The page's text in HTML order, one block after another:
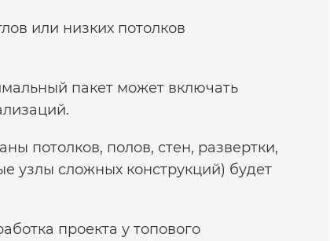
или низких потолков
пакет может включать
потолков, полов, стен, развертки,
узлы сложных конструкций) будет
проекта у топового